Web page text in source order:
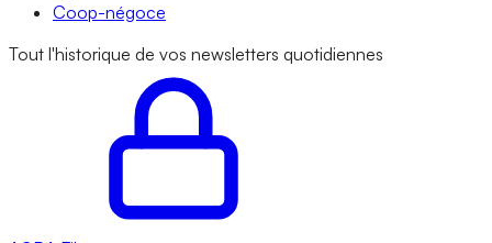
Coop-négoce
Tout l'historique de vos newsletters quotidiennes